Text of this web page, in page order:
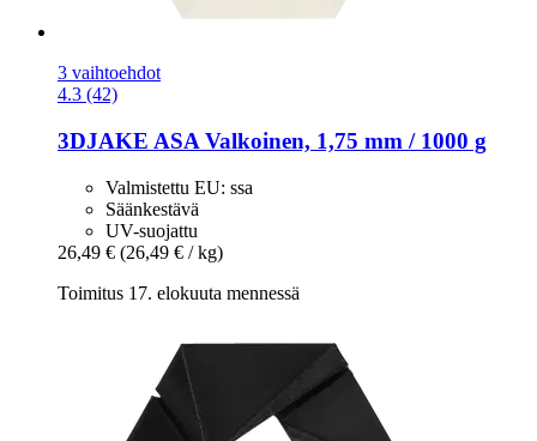
3 vaihtoehdot
4.3 (42)
3DJAKE ASA Valkoinen, 1,75 mm / 1000 g
Valmistettu EU: ssa
Säänkestävä
UV-suojattu
26,49 € (26,49 € / kg)
Toimitus 17. elokuuta mennessä